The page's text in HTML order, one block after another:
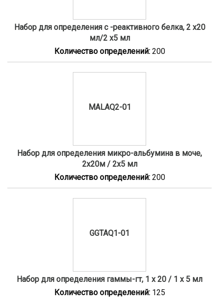
Набор для определения с -реактивного белка, 2 x20
мл/2 x5 мл
Количество определений: 200
MALAQ2-01
Набор для определения микро-альбумина в моче,
2x20м / 2x5 мл
Количество определений: 200
GGTAQ1-01
Набор для определения гаммы-гт, 1 x 20 / 1 x 5 мл
Количество определений: 125